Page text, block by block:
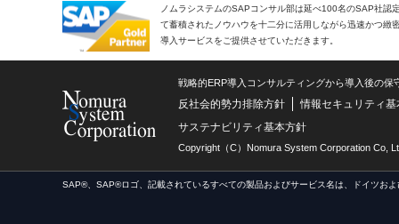
ノムラシステムのSAPコンサル部は延べ100名のSAP社認
て蓄積されたノウハウを十二分に活用しながら迅速かつ緻
導入サービスをご提供させていただきます。
戦略的ERP導入コンサルティングから導入後の
反社会的勢力排除方針
情報セキュリティ基
サステナビリティ基本方針
Copyright（C）Nomura System Corporation Co,
SAP®、SAP®ロゴ、記載されているすべての製品およびサービス名は、ドイツお